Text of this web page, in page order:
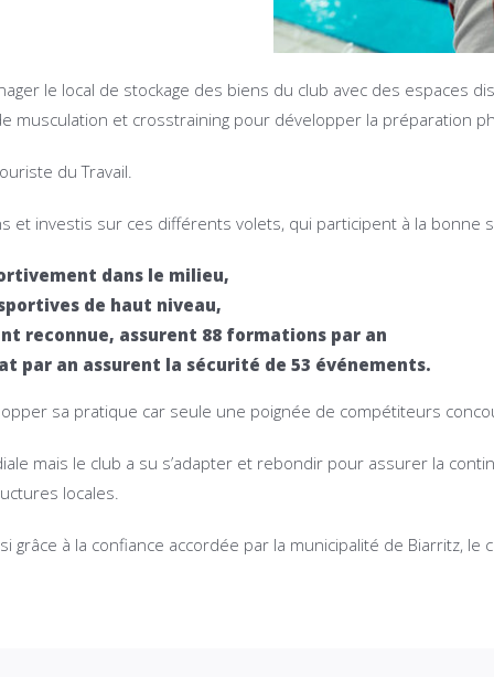
le local de stockage des biens du club avec des espaces
musculation et crosstraining pour développer la préparation
du Travail.
et investis sur ces différents volets, qui participent à la
dans le milieu,
de haut niveau,
reconnue, assurent 88 formations par an
par an assurent la sécurité de 53 événements.
sa pratique car seule une poignée de compétiteurs
mais le club a su s’adapter et rebondir pour assurer la
locales.
grâce à la confiance accordée par la municipalité de Biarritz,